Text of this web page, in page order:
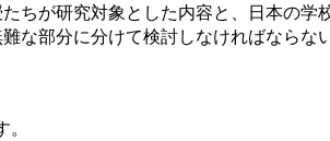
ちが研究対象とした内容と、日本の
な部分に分けて検討しなければなら